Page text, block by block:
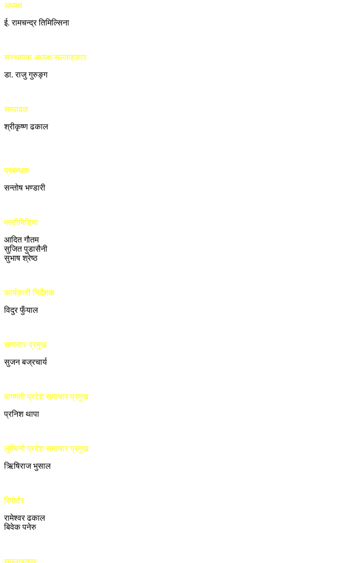
अध्यक्ष
ई. रामचन्द्र तिमिल्सिना
संस्थापक अध्यक्ष/सल्लाहकार
डा. राजु गुरुङ्ग
सम्पादक
श्रीकृष्ण ढकाल
प्रबन्धक
सन्तोष भण्डारी
मल्टीमिडिया
आदित गौतम
सुजित पुडासैनी
सुभाष श्रेष्ठ
कार्यकारी निर्देशक
विदुर फुँयाल
समाचार प्रमुख
सुजन बज्रचार्य
बागमती प्रदेश समाचार प्रमुख
प्रनिश थापा
लुम्बिनी प्रदेश समाचार प्रमुख
ऋिषिराज भुसाल
रिपोर्टर
रामेश्वर ढकाल
बिवेक पनेरु